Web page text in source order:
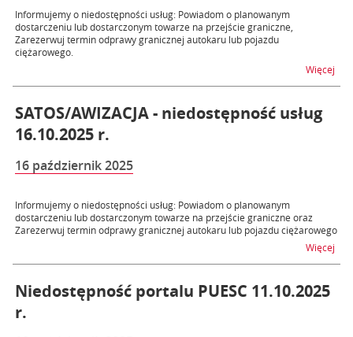
Informujemy o niedostępności usług: Powiadom o planowanym
dostarczeniu lub dostarczonym towarze na przejście graniczne,
Zarezerwuj termin odprawy granicznej autokaru lub pojazdu
ciężarowego.
Więcej
SATOS/AWIZACJA - niedostępność usług
16.10.2025 r.
16 październik 2025
Informujemy o niedostępności usług: Powiadom o planowanym
dostarczeniu lub dostarczonym towarze na przejście graniczne oraz
Zarezerwuj termin odprawy granicznej autokaru lub pojazdu ciężarowego
Więcej
Niedostępność portalu PUESC 11.10.2025
r.